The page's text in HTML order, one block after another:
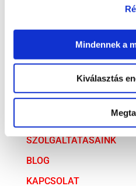
Mindennek a
Kiválasztás
Versenyjog
ARCHÍVUM
AZ ÜGYVÉDI TÁRSULÁS
SZOLGÁLTATÁSAINK
BLOG
KAPCSOLAT